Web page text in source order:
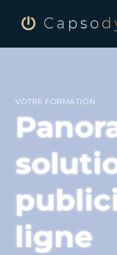
VOTRE FORMATION
ligne